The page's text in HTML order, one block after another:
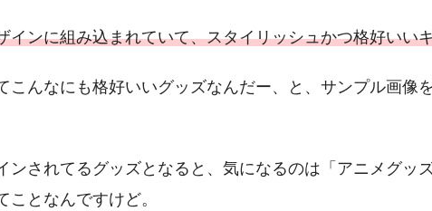
インに組み込まれていて、スタイリッシュかつ格好いい
こんなにも格好いいグッズなんだー、と、サンプル画像
ンされてるグッズとなると、気になるのは「アニメグッ
となんですけど。